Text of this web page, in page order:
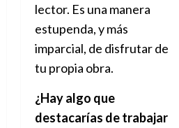
lector. Es una manera
estupenda, y más
imparcial, de disfrutar de
tu propia obra.
¿Hay algo que
destacarías de trabajar